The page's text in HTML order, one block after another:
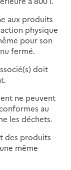
aux produits
physique
pour son
fermé.
doit
ne peuvent
au
les déchets.
des produits
même